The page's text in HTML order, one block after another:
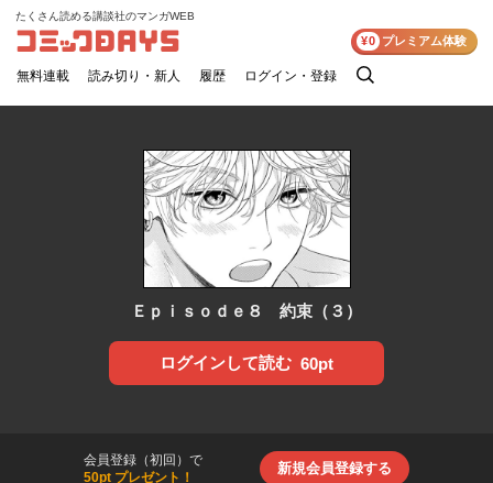
コミックDAYS
たくさん読める講談社のマンガWEB
無料連載 読み切り・新人 履歴 ログイン・登録
検
¥0 プレミアム体験
Ｅｐｉｓｏｄｅ８ 約束（３）
ログインして読む 60pt
会員登録（初回）で
50pt プレゼント！
新規会員登録する